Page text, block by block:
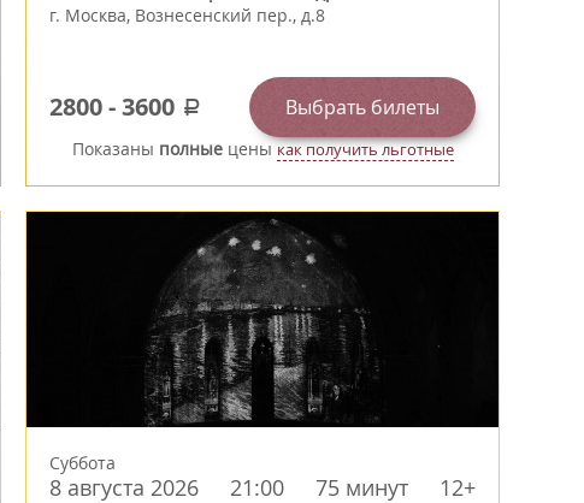
г. Москва, Вознесенский пер., д.8
2800-3600 a Выбрать билеты
Показаны полныеценыкак получить льготные
Суббота
8 августа 2026 21:00 75 минут 12+